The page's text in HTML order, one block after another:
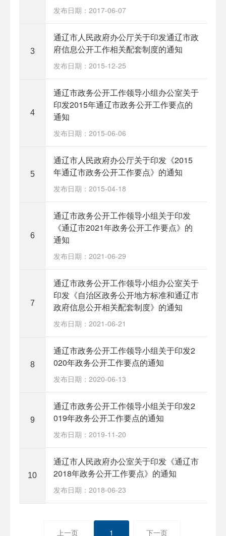
发布日期：2017-06-07
3
通辽市人民政府办公厅关于印发通辽市政
府信息公开工作相关配套制度的通知
发布日期：2015-12-25
4
通辽市政务公开工作领导小组办公室关于
印发2015年通辽市政务公开工作要点的
通知
发布日期：2015-06-06
5
通辽市人民政府办公厅关于印发《2015
年通辽市政务公开工作要点》的通知
发布日期：2015-04-18
6
通辽市政务公开工作领导小组关于印发
《通辽市2021年政务公开工作要点》的
通知
发布日期：2021-06-29
7
通辽市政务公开工作领导小组办公室关于
印发《自治区政务公开地方标准和通辽市
政府信息公开相关配套制度》的通知
发布日期：2021-06-21
8
通辽市政务公开工作领导小组关于印发2
020年政务公开工作要点的通知
发布日期：2020-06-13
9
通辽市政务公开工作领导小组关于印发2
019年政务公开工作要点的通知
发布日期：2019-11-20
10
通辽市人民政府办公室关于印发《通辽市
2018年政务公开工作要点》的通知
发布日期：2018-06-23
上一页 1 下一页